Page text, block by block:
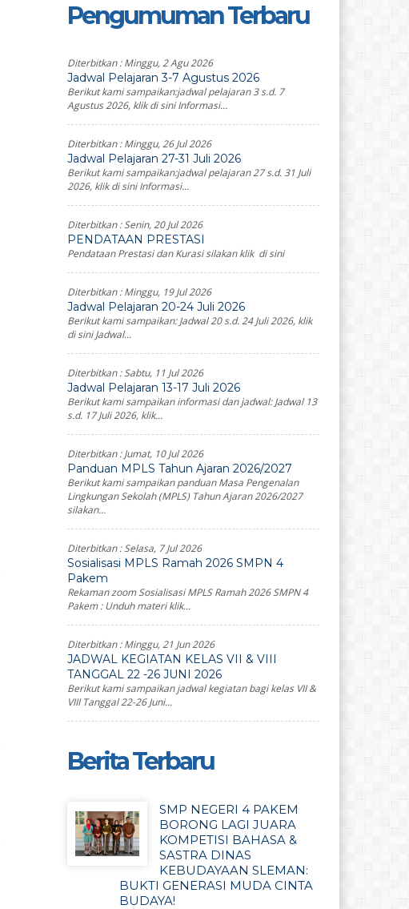
Pengumuman Terbaru
Diterbitkan :Minggu, 2 Agu 2026
Jadwal Pelajaran 3-7 Agustus 2026
Berikut kami sampaikan:jadwal pelajaran 3 s.d. 7
Agustus 2026, klik di sini Informasi...
Diterbitkan :Minggu, 26 Jul 2026
Jadwal Pelajaran 27-31 Juli 2026
Berikut kami sampaikan:jadwal pelajaran 27 s.d. 31 Juli
2026, klik di sini Informasi...
Diterbitkan :Senin, 20 Jul 2026
PENDATAAN PRESTASI
Pendataan Prestasi dan Kurasi silakan klik di sini
Diterbitkan :Minggu, 19 Jul 2026
Jadwal Pelajaran 20-24 Juli 2026
Berikut kami sampaikan: Jadwal 20 s.d. 24 Juli 2026, klik
di sini Jadwal...
Diterbitkan :Sabtu, 11 Jul 2026
Jadwal Pelajaran 13-17 Juli 2026
Berikut kami sampaikan informasi dan jadwal: Jadwal 13
s.d. 17 Juli 2026, klik...
Diterbitkan :Jumat, 10 Jul 2026
Panduan MPLS Tahun Ajaran 2026/2027
Berikut kami sampaikan panduan Masa Pengenalan
Lingkungan Sekolah (MPLS) Tahun Ajaran 2026/2027
silakan...
Diterbitkan :Selasa, 7 Jul 2026
Sosialisasi MPLS Ramah 2026 SMPN 4
Pakem
Rekaman zoom Sosialisasi MPLS Ramah 2026 SMPN 4
Pakem : Unduh materi klik...
Diterbitkan :Minggu, 21 Jun 2026
JADWAL KEGIATAN KELAS VII & VIII
TANGGAL 22 -26 JUNI 2026
Berikut kami sampaikan jadwal kegiatan bagi kelas VII &
VIII Tanggal 22-26 Juni...
Berita Terbaru
SMP NEGERI 4 PAKEM
BORONG LAGI JUARA
KOMPETISI BAHASA &
SASTRA DINAS
KEBUDAYAAN SLEMAN:
BUKTI GENERASI MUDA CINTA
BUDAYA!